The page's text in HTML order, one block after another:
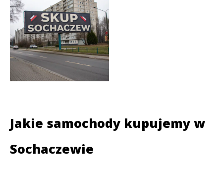
Jakie samochody kupujemy w
Sochaczewie